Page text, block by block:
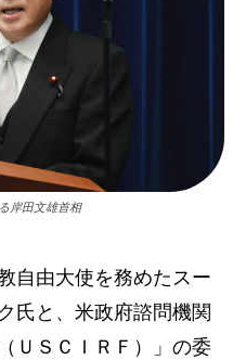
岸田文雄首相
自由大使を務めたスー
氏と、米政府諮問機関
ＵＳＣＩＲＦ）」の委